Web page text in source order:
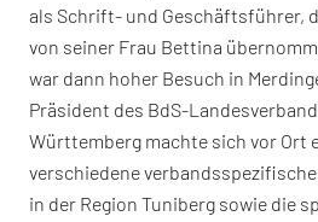
als Schrift- und Geschäftsführer,
von seiner Frau Bettina
war dann hoher Besuch in
Präsident des BdS-
Württemberg machte sich vor Ort
verschiedene
in der Region Tuniberg sowie die